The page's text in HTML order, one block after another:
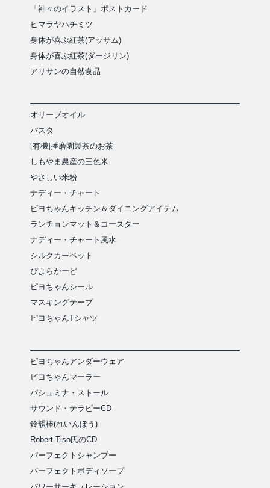
「神々のイラスト」ポストカード
ヒマラヤハチミツ
身体が喜ぶ紅茶(アッサム)
身体が喜ぶ紅茶(ダージリン)
アリサンの自然食品
オリーブオイル
パスタ
[有機]播磨園製茶のお茶
しもやま農産の三色米
やさしい米粉
ナディー・チャート
ピヨちゃんキッチン＆ダイニングアイテム
ランチョンマット＆コースター
ナディー・チャート風水
シルクカーペット
ぴよらかーど
ピヨちゃんシール
マスキングテープ
ピヨちゃんTシャツ
ピヨちゃんアンダーウェア
ピヨちゃんマーラー
パシュミナ・ストール
サウンド・テラピーCD
鈴韻棒(れいんぼう)
Robert Tiso氏のCD
パーフェクトシャンプー
パーフェクトボディソープ